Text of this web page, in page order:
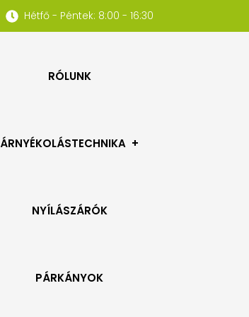
Hétfő - Péntek: 8:00 - 16:30
RÓLUNK
ÁRNYÉKOLÁSTECHNIKA
NYÍLÁSZÁRÓK
PÁRKÁNYOK